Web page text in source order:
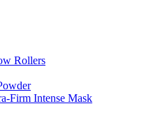
Rollers
Firm Intense Mask